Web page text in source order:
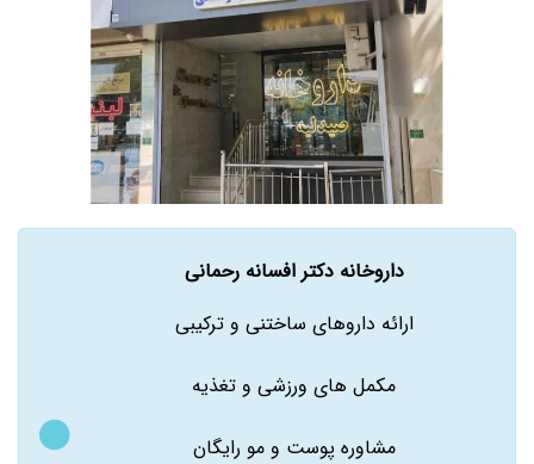
داروخانه دکتر افسانه رحمانی
ارائه داروهای ساختنی و ترکیبی
مکمل های ورزشی و تغذیه
مشاوره پوست و مو رایگان